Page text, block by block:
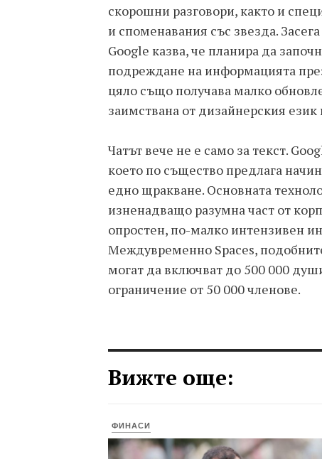
скорошни разговори, както и
и споменавания със звезда.
Google казва, че планира да
подреждане на информацията
цяло също получава малко
заимствана от дизайнерския
Чатът вече не е само за текст.
което по същество предлага
едно щракване. Основната
изненадващо разумна част от
опростен, по-малко интензивен
Междувременно Spaces,
могат да включват до 500 000
ограничение от 50 000 членове.
Вижте още:
ФИНАСИ